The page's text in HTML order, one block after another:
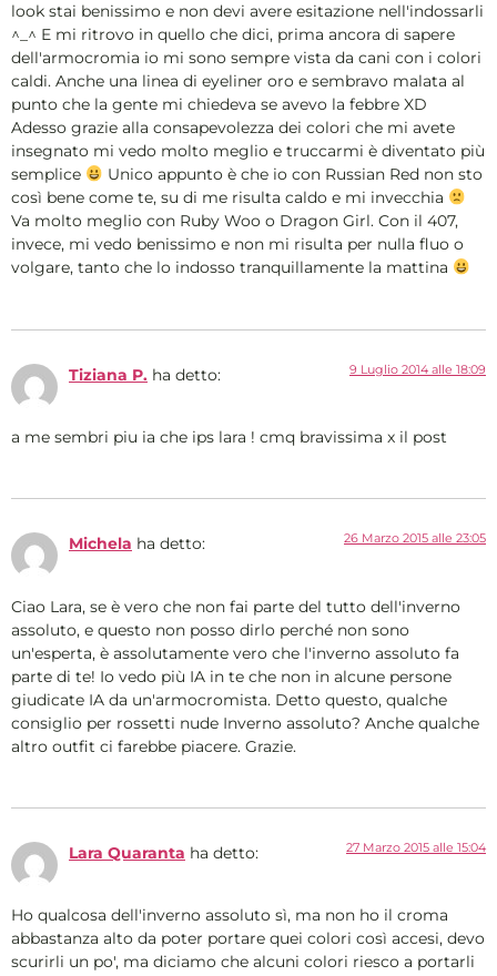
look stai benissimo e non devi avere esitazione nell'indossarli
^_^ E mi ritrovo in quello che dici, prima ancora di sapere
dell'armocromia io mi sono sempre vista da cani con i colori
caldi. Anche una linea di eyeliner oro e sembravo malata al
punto che la gente mi chiedeva se avevo la febbre XD
Adesso grazie alla consapevolezza dei colori che mi avete
insegnato mi vedo molto meglio e truccarmi è diventato più
semplice
Unico appunto è che io con Russian Red non sto
così bene come te, su di me risulta caldo e mi invecchia
Va molto meglio con Ruby Woo o Dragon Girl. Con il 407,
invece, mi vedo benissimo e non mi risulta per nulla fluo o
volgare, tanto che lo indosso tranquillamente la mattina
Tiziana P. ha detto: 9 Luglio 2014 alle 18:09
a me sembri piu ia che ips lara ! cmq bravissima x il post
Michela ha detto: 26 Marzo 2015 alle 23:05
Ciao Lara, se è vero che non fai parte del tutto dell'inverno
assoluto, e questo non posso dirlo perché non sono
un'esperta, è assolutamente vero che l'inverno assoluto fa
parte di te! Io vedo più IA in te che non in alcune persone
giudicate IA da un'armocromista. Detto questo, qualche
consiglio per rossetti nude Inverno assoluto? Anche qualche
altro outfit ci farebbe piacere. Grazie.
Lara Quaranta ha detto: 27 Marzo 2015 alle 15:04
Ho qualcosa dell'inverno assoluto sì, ma non ho il croma
abbastanza alto da poter portare quei colori così accesi, devo
scurirli un po', ma diciamo che alcuni colori riesco a portarli